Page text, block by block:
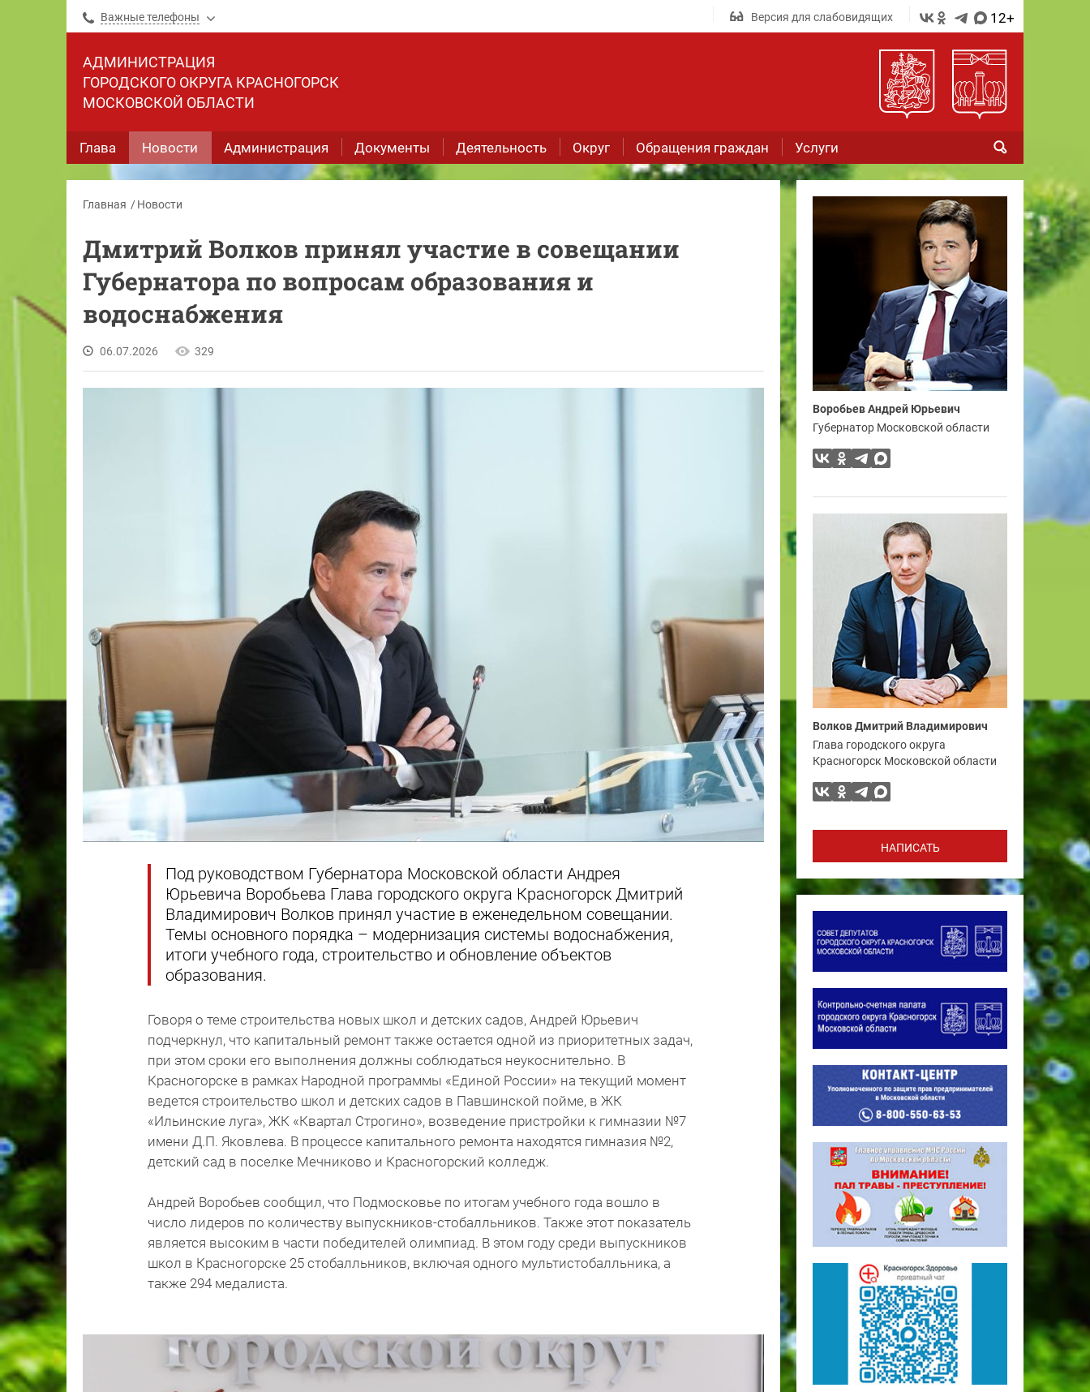
Важные телефоны Версия для слабовидящих 12+
АДМИНИСТРАЦИЯ
ГОРОДСКОГО ОКРУГА КРАСНОГОРСК
МОСКОВСКОЙ ОБЛАСТИ
Глава Новости Администрация Документы Деятельность Округ Обращения граждан Услуги
Главная Новости
Дмитрий Волков принял участие в совещании
Губернатора по вопросам образования и
водоснабжения
06.07.2026 329
Под руководством Губернатора Московской области Андрея
Юрьевича Воробьева Глава городского округа Красногорск Дмитрий
Владимирович Волков принял участие в еженедельном совещании.
Темы основного порядка – модернизация системы водоснабжения,
итоги учебного года, строительство и обновление объектов
образования.
Говоря о теме строительства новых школ и детских садов, Андрей Юрьевич
подчеркнул, что капитальный ремонт также остается одной из приоритетных задач,
при этом сроки его выполнения должны соблюдаться неукоснительно. В
Красногорске в рамках Народной программы «Единой России» на текущий момент
ведется строительство школ и детских садов в Павшинской пойме, в ЖК
«Ильинские луга», ЖК «Квартал Строгино», возведение пристройки к гимназии №7
имени Д.П. Яковлева. В процессе капитального ремонта находятся гимназия №2,
детский сад в поселке Мечниково и Красногорский колледж.
Андрей Воробьев сообщил, что Подмосковье по итогам учебного года вошло в
число лидеров по количеству выпускников-стобалльников. Также этот показатель
является высоким в части победителей олимпиад. В этом году среди выпускников
школ в Красногорске 25 стобалльников, включая одного мультистобалльника, а
также 294 медалиста.
Воробьев Андрей Юрьевич
Губернатор Московской области
Волков Дмитрий Владимирович
Глава городского округа
Красногорск Московской области
НАПИСАТЬ